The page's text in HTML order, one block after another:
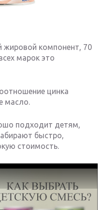
жировой компонент, 70
марок это
цинка
масло.
подходит детям,
быстро,
стоимость.